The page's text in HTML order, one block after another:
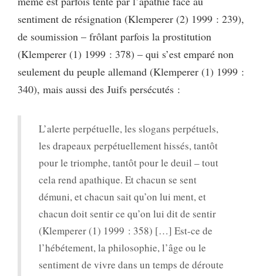
sentiment de résignation (Klemperer (2) 1999 : 239),
de soumission – frôlant parfois la prostitution
(Klemperer (1) 1999 : 378) – qui s’est emparé non
seulement du peuple allemand (Klemperer (1) 1999 :
340), mais aussi des Juifs persécutés :
L’alerte perpétuelle, les slogans perpétuels,
les drapeaux perpétuellement hissés, tantôt
pour le triomphe, tantôt pour le deuil – tout
cela rend apathique. Et chacun se sent
démuni, et chacun sait qu’on lui ment, et
chacun doit sentir ce qu’on lui dit de sentir
(Klemperer (1) 1999 : 358) […] Est-ce de
l’hébétement, la philosophie, l’âge ou le
sentiment de vivre dans un temps de déroute